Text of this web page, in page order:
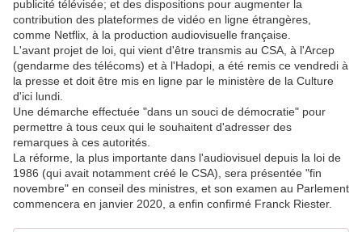
publicité télévisée; et des dispositions pour augmenter la
contribution des plateformes de vidéo en ligne étrangères,
comme Netflix, à la production audiovisuelle française.
L'avant projet de loi, qui vient d'être transmis au CSA, à l'Arcep
(gendarme des télécoms) et à l'Hadopi, a été remis ce vendredi à
la presse et doit être mis en ligne par le ministère de la Culture
d'ici lundi.
Une démarche effectuée "dans un souci de démocratie" pour
permettre à tous ceux qui le souhaitent d'adresser des
remarques à ces autorités.
La réforme, la plus importante dans l'audiovisuel depuis la loi de
1986 (qui avait notamment créé le CSA), sera présentée "fin
novembre" en conseil des ministres, et son examen au Parlement
commencera en janvier 2020, a enfin confirmé Franck Riester.